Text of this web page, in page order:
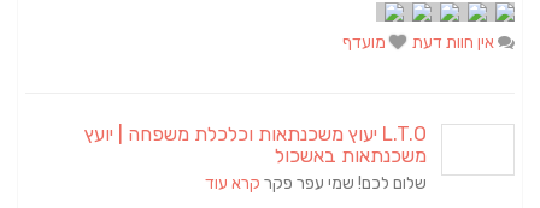
אין חוות דעת מועדף
L.T.O יעוץ משכנתאות וכלכלת משפחה | יועץ
משכנתאות באשכול
שלום לכם! שמי עפר פקר קרא עוד